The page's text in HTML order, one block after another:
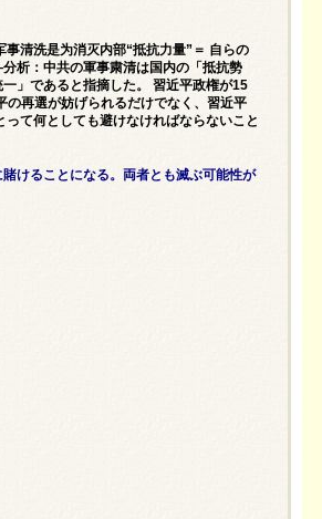
清洗是为消灭内部“抵抗力量”＝ 自らの
析：中共の軍事粛清は国内の「抵抗勢
」であると指摘した。 習近平政権が15
再選が妨げられるだけでなく、習近平
て何としても避けなければならないこと
けることになる。両者とも滅ぶ可能性が